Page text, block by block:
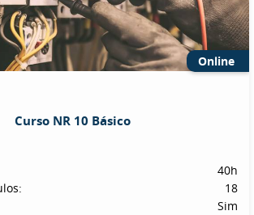
Online
Curso NR 10 Básico
40h
18
Sim